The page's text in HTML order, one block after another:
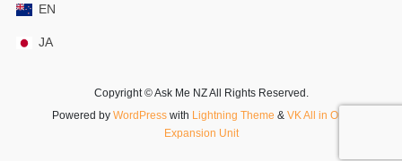
EN
JA
Copyright © Ask Me NZ All Rights Reserved.
Powered by WordPresswith Lightning Theme & VK All in One
Expansion Unit